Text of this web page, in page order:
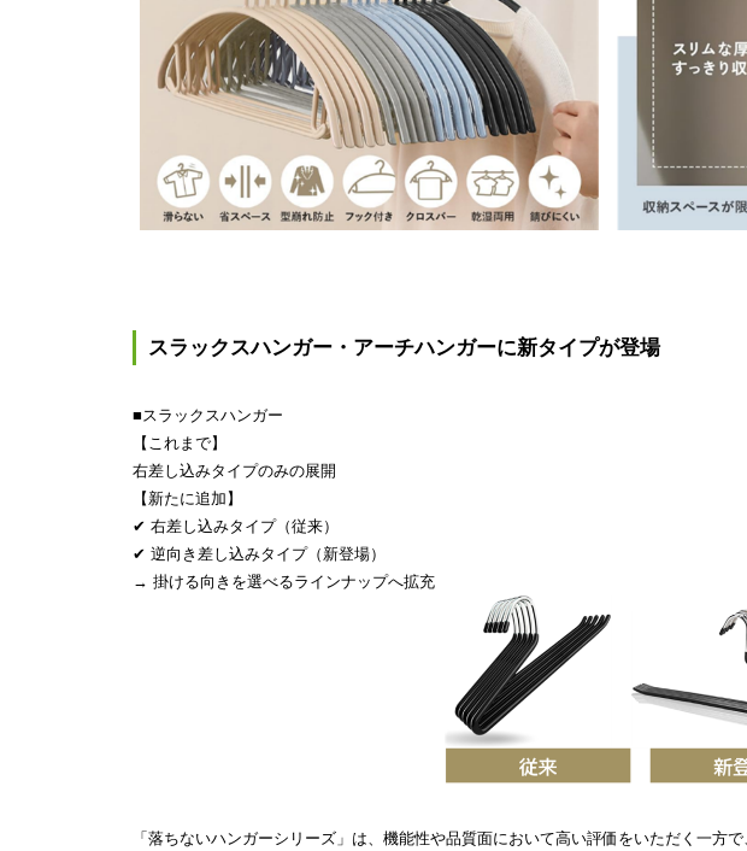
スラックスハンガー・アーチハンガーに新タイプが登場
■スラックスハンガー
【これまで】
右差し込みタイプのみの展開
【新たに追加】
✔ 右差し込みタイプ（従来）
✔ 逆向き差し込みタイプ（新登場）
→ 掛ける向きを選べるラインナップへ拡充
「落ちないハンガーシリーズ」は、機能性や品質面において高い評価をいただく一方